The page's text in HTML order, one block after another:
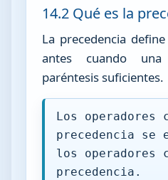
14.2 Qué es la
La precedencia
antes cuando
paréntesis suficientes.
Los operadores
precedencia se
los operadores
precedencia.